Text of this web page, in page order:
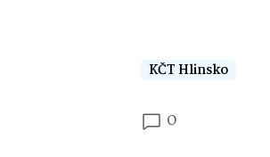
KČT Hlinsko
0